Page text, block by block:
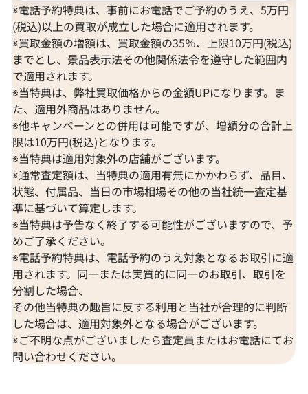
2025年7月10日時点 2023年2月10日
K18 サファイア・ダイヤモンド ブローチ
S3.36・D0.36ct
参考買取価格
ASK
2025年10月10日時点
D0.29・S2.73 ct
参考買取価格
2021年10月14
※電話予約特典は、事前にお電話でご予約のうえ、5万円
(税込)以上の買取が成立した場合に適用されます。
※買取金額の増額は、買取金額の35％、上限10万円(税込)
までとし、景品表示法その他関係法令を遵守した範囲内
で適用されます。
※当特典は、弊社買取価格からの金額UPになります。ま
た、適用外商品はありません。
※他キャンペーンとの併用は可能ですが、増額分の合計上
限は10万円(税込)となります。
※当特典は適用対象外の店舗がございます。
※通常査定額は、当特典の適用有無にかかわらず、品目、
状態、付属品、当日の市場相場その他の当社統一査定基
準に基づいて算定します。
※当特典は予告なく終了する可能性がございますので、予
めご了承ください。
※電話予約特典は、電話予約のうえ対象となるお取引に適
用されます。同一または実質的に同一のお取引、取引を
分割した場合、
その他当特典の趣旨に反する利用と当社が合理的に判断
した場合は、適用対象外となる場合がございます。
※ご不明な点がございましたら査定員またはお電話にてお
問い合わせください。